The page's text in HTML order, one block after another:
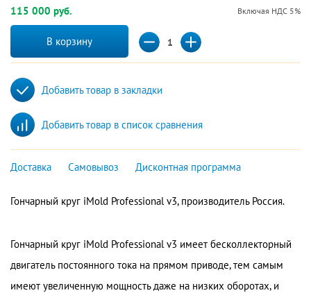
115 000 руб. Включая НДС 5%
В корзину
Добавить товар в закладки
Добавить товар в список сравнения
Доставка Самовывоз Дисконтная программа
Гончарный круг iMold Professional v3, производитель Россия.
Гончарный круг iMold Professional v3 имеет бесколлекторный
двигатель постоянного тока на прямом приводе, тем самым
имеют увеличенную мощность даже на низких оборотах, и